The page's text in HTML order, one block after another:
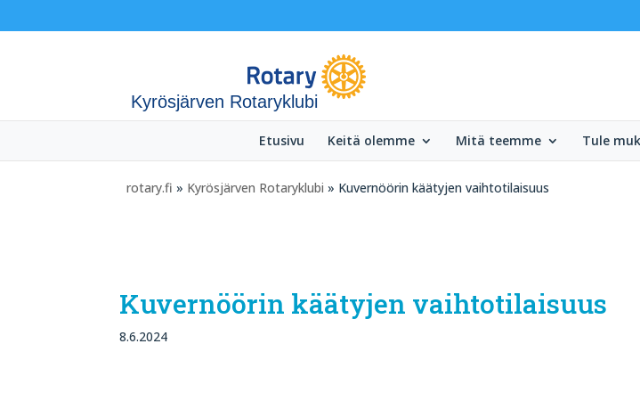
Kyrösjärven Rotaryklubi
Etusivu Keitä olemme Mitä teemme Tule
rotary.fi » Kyrösjärven Rotaryklubi » Kuvernöörin käätyjen vaihtotilaisuus
Kuvernöörin käätyjen vaihtotilaisuus
8.6.2024